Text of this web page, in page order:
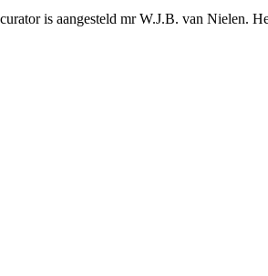
is aangesteld mr W.J.B. van Nielen.